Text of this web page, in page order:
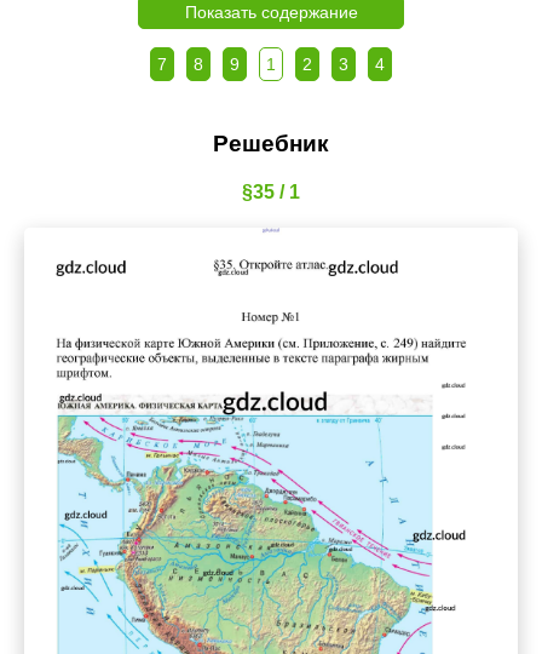
Показать содержание
7 8 9 1 2 3 4
Решебник
§35 / 1